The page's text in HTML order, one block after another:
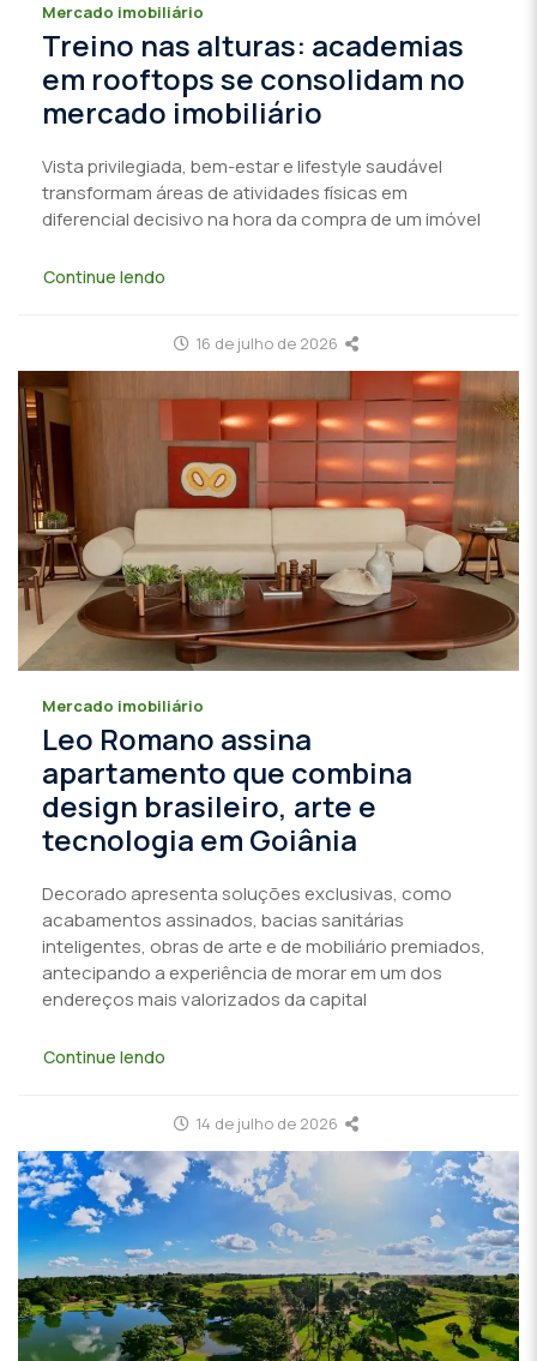
Mercado imobiliário
Treino nas alturas: academias
em rooftops se consolidam no
mercado imobiliário
Vista privilegiada, bem-estar e lifestyle saudável
transformam áreas de atividades físicas em
diferencial decisivo na hora da compra de um imóvel
Continue lendo
16 de julho de 2026
Mercado imobiliário
Leo Romano assina
apartamento que combina
design brasileiro, arte e
tecnologia em Goiânia
Decorado apresenta soluções exclusivas, como
acabamentos assinados, bacias sanitárias
inteligentes, obras de arte e de mobiliário premiados,
antecipando a experiência de morar em um dos
endereços mais valorizados da capital
Continue lendo
14 de julho de 2026